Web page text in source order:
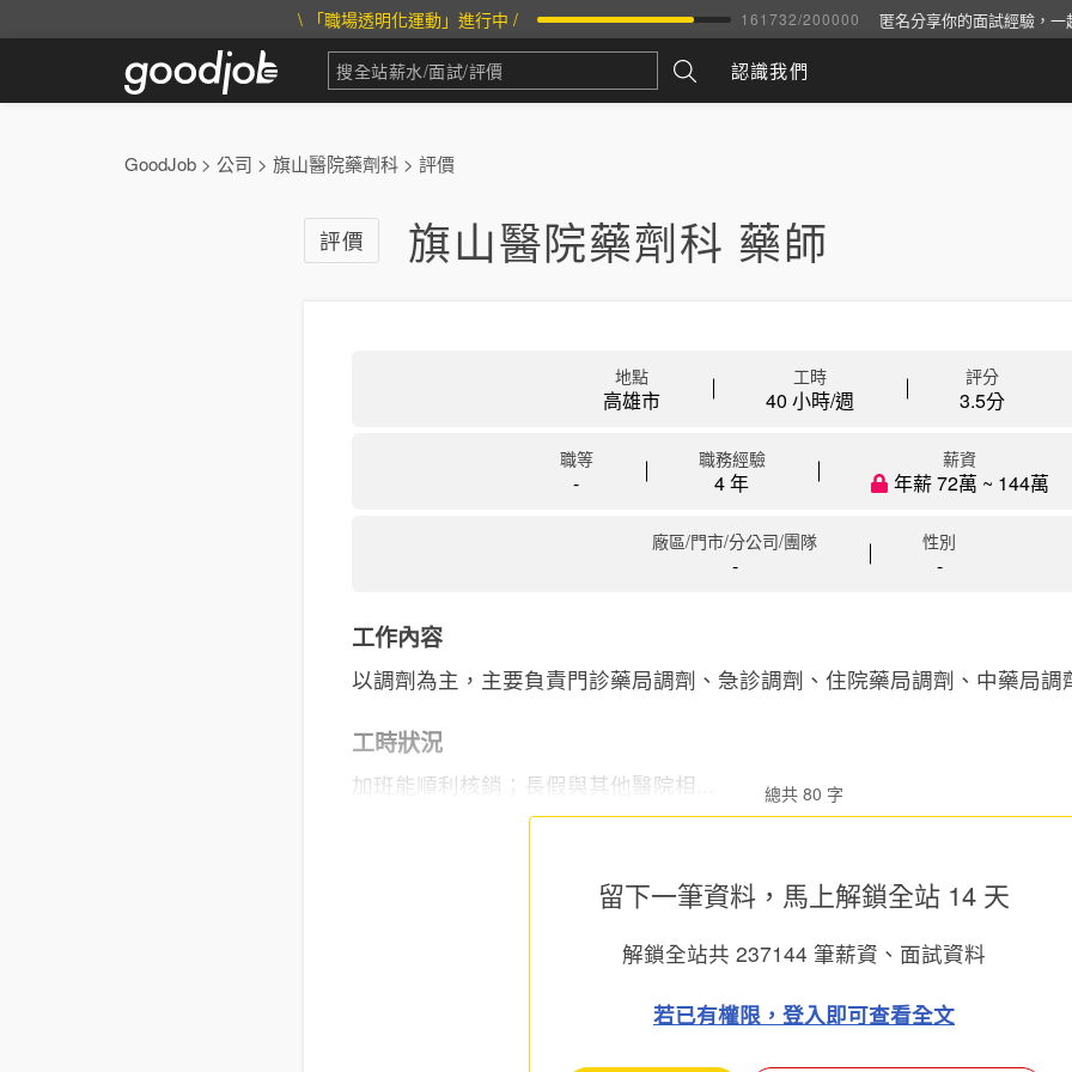
\ 「職場透明化運動」進行中 / 161732/200000 匿名分享你的面試經驗，
認識我們
GoodJob > 公司 > 旗山醫院藥劑科 > 評價
評價 旗山醫院藥劑科 藥師
地點
高雄市
工時
40 小時/週
評分
3.5分
職等
-
職務經驗
4 年
薪資
年薪 72萬 ~ 144萬
廠區/門市/分公司/團隊
-
性別
-
工作內容
以調劑為主，主要負責門診藥局調劑、急診調劑、住院藥局調劑、中藥局調
工時狀況
加班能順利核銷；長假與其他醫院相... 總共 80 字
留下一筆資料，馬上解鎖全站 14 天
解鎖全站共 237144 筆薪資、面試資料
若已有權限，登入即可查看全文